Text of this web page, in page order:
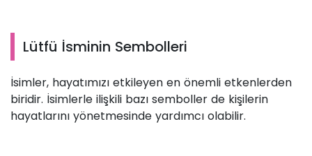
Lütfü İsminin Sembolleri
İsimler, hayatımızı etkileyen en önemli etkenlerden
biridir. İsimlerle ilişkili bazı semboller de kişilerin
hayatlarını yönetmesinde yardımcı olabilir.